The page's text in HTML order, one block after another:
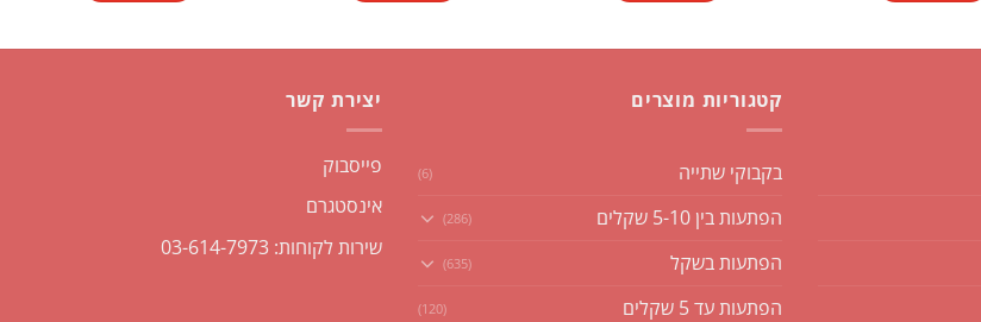
קטגוריות מוצרים
בקבוקי שתייה (6)
הפתעות בין 5-10 שקלים (286)
הפתעות בשקל (635)
הפתעות עד 5 שקלים (120)
יצירת קשר
פייסבוק
אינסטגרם
שירות לקוחות: 03-614-7973